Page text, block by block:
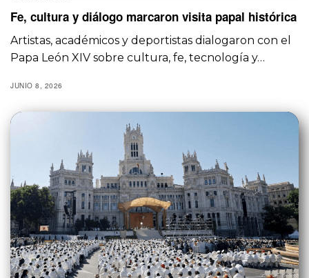
Fe, cultura y diálogo marcaron visita papal histórica
Artistas, académicos y deportistas dialogaron con el
Papa León XIV sobre cultura, fe, tecnología y…
JUNIO 8, 2026